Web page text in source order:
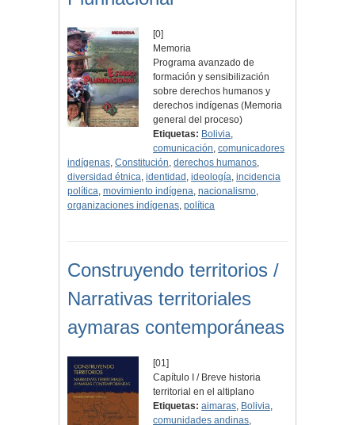
[0]
Memoria
Programa avanzado de
formación y sensibilización
sobre derechos humanos y
derechos indígenas (Memoria
general del proceso)
Etiquetas: Bolivia,
comunicación,comunicadores
indígenas, Constitución, derechos humanos,
diversidad étnica, identidad , ideología, incidencia
política, movimiento indígena, nacionalismo,
organizaciones indígenas, política
Construyendo territorios /
Narrativas territoriales
aymaras contemporáneas
[01]
Capítulo I / Breve historia
territorial en el altiplano
Etiquetas: aimaras, Bolivia,
comunidades andinas,